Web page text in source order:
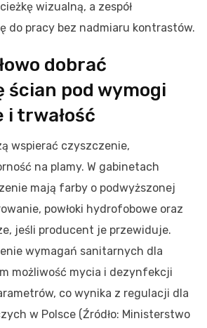
wizualną, a zespół
do pracy bez nadmiaru kontrastów.
dobrać
ścian pod wymogi
i trwałość
wspierać czyszczenie,
na plamy. W gabinetach
mają farby o podwyższonej
powłoki hydrofobowe oraz
jeśli producent je przewiduje.
wymagań sanitarnych dla
możliwość mycia i dezynfekcji
co wynika z regulacji dla
w Polsce (Źródło: Ministerstwo